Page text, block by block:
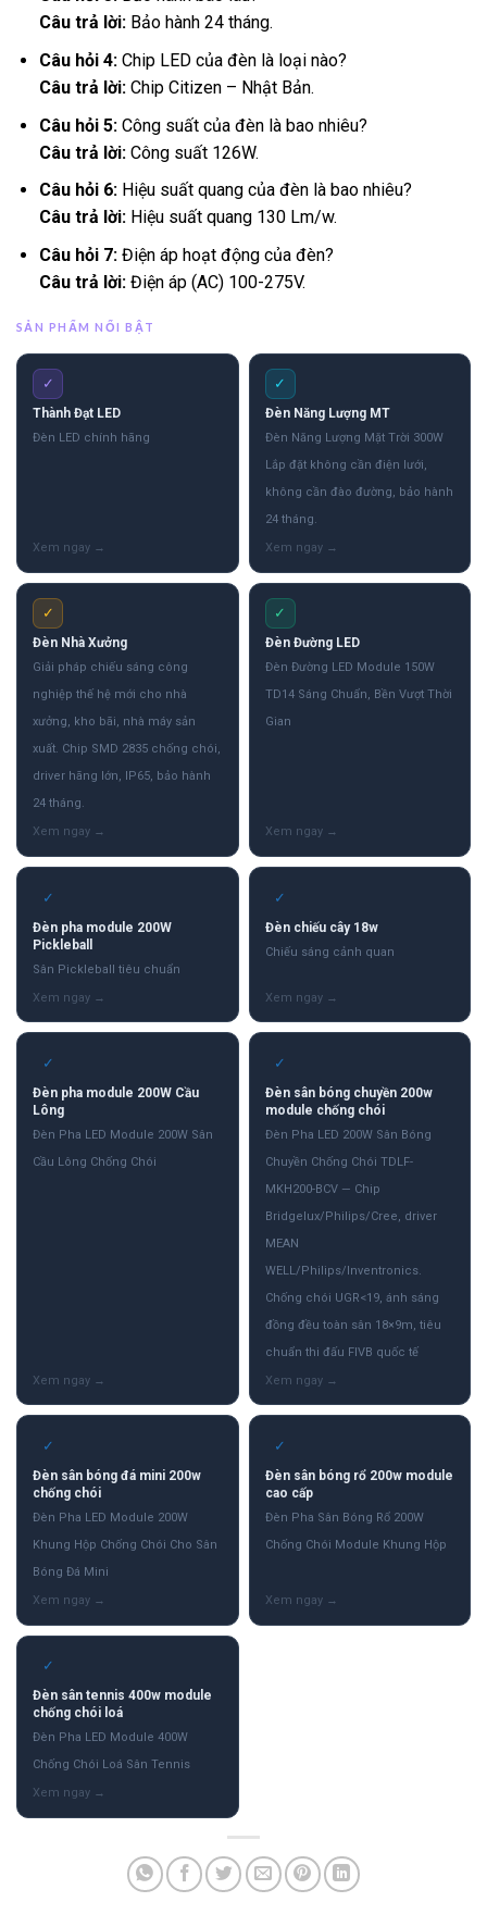
Câu trả lời:Bảo hành 24 tháng.
Câu hỏi 4:Chip LED của đèn là loại nào?
Câu trả lời:Chip Citizen – Nhật Bản.
Câu hỏi 5:Công suất của đèn là bao nhiêu?
Câu trả lời:Công suất 126W.
Câu hỏi 6:Hiệu suất quang của đèn là bao nhiêu?
Câu trả lời:Hiệu suất quang 130 Lm/w.
Câu hỏi 7:Điện áp hoạt động của đèn?
Câu trả lời:Điện áp (AC) 100-275V.
SẢN PHẨM NỔI BẬT
✓
Thành Đạt LED
Đèn LED chính hãng
✓
Đèn Năng Lượng MT
Đèn Năng Lượng Mặt Trời 300W
Lắp đặt không cần điện lưới,
không cần đào đường, bảo hành
24 tháng.
✓
Đèn Nhà Xưởng
Giải pháp chiếu sáng công
nghiệp thế hệ mới cho nhà
xưởng, kho bãi, nhà máy sản
xuất. Chip SMD 2835 chống chói,
driver hãng lớn, IP65, bảo hành
24 tháng.
✓
Đèn Đường LED
Đèn Đường LED Module 150W
TD14 Sáng Chuẩn, Bền Vượt Thời
Gian
✓
Đèn pha module 200W
Pickleball
Sân Pickleball tiêu chuẩn
✓
Đèn chiếu cây 18w
Chiếu sáng cảnh quan
✓
Đèn pha module 200W Cầu
Lông
Đèn Pha LED Module 200W Sân
Cầu Lông Chống Chói
✓
Đèn sân bóng chuyền 200w
module chống chói
Đèn Pha LED 200W Sân Bóng
Chuyền Chống Chói TDLF-
MKH200-BCV — Chip
Bridgelux/Philips/Cree, driver
MEAN
WELL/Philips/Inventronics.
Chống chói UGR<19, ánh sáng
đồng đều toàn sân 18×9m, tiêu
chuẩn thi đấu FIVB quốc tế
✓
Đèn sân bóng đá mini 200w
chống chói
Đèn Pha LED Module 200W
Khung Hộp Chống Chói Cho Sân
Bóng Đá Mini
✓
Đèn sân bóng rổ 200w module
cao cấp
Đèn Pha Sân Bóng Rổ 200W
Chống Chói Module Khung Hộp
✓
Đèn sân tennis 400w module
chống chói loá
Đèn Pha LED Module 400W
Chống Chói Loá Sân Tennis